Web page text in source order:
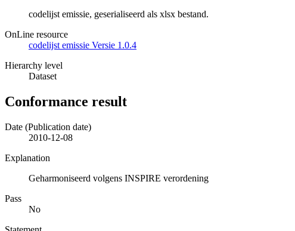
codelijst emissie, geserialiseerd als xlsx bestand.
OnLine resource
codelijst emissie Versie 1.0.4
Hierarchy level
Dataset
Conformance result
Date (Publication date)
2010-12-08
Explanation
Geharmoniseerd volgens INSPIRE verordening
Pass
No